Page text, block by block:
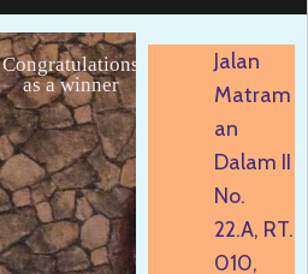
Congratulations
as a winner
Jalan
Matram
an
Dalam II
No.
22.A, RT.
010,